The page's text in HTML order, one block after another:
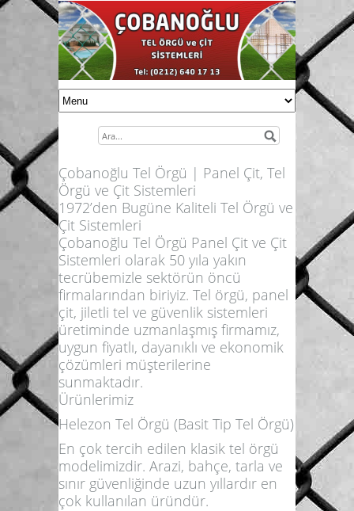
Çobanoğlu Tel Örgü | Panel Çit, Tel
Örgü ve Çit Sistemleri
1972’den Bugüne Kaliteli Tel Örgü ve
Çit Sistemleri
Çobanoğlu Tel Örgü Panel Çit ve Çit
Sistemleri olarak 50 yıla yakın
tecrübemizle sektörün öncü
firmalarından biriyiz. Tel örgü, panel
çit, jiletli tel ve güvenlik sistemleri
üretiminde uzmanlaşmış firmamız,
uygun fiyatlı, dayanıklı ve ekonomik
çözümleri müşterilerine
sunmaktadır.
Ürünlerimiz
Helezon Tel Örgü (Basit Tip Tel Örgü)
En çok tercih edilen klasik tel örgü
modelimizdir. Arazi, bahçe, tarla ve
sınır güvenliğinde uzun yıllardır en
çok kullanılan üründür.